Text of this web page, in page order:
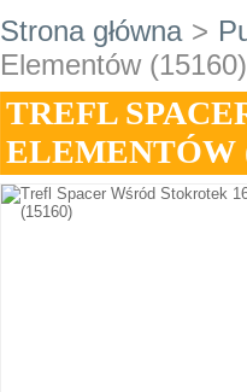
Strona główna >
Elementów (15160)
TREFL
ELEMENTÓW